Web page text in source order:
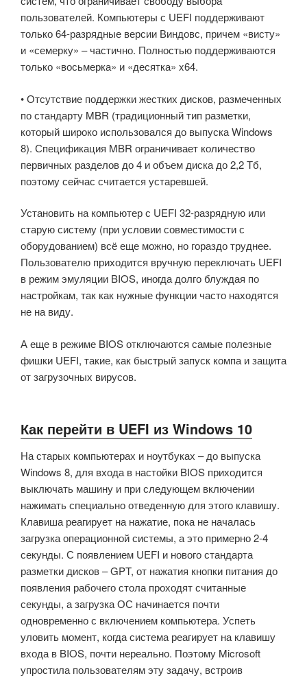
пользователей. Компьютеры с UEFI поддерживают
только 64-разрядные версии Виндовс, причем «висту»
и «семерку» – частично. Полностью поддерживаются
только «восьмерка» и «десятка» x64.
• Отсутствие поддержки жестких дисков, размеченных
по стандарту MBR (традиционный тип разметки,
который широко использовался до выпуска Windows
8). Спецификация MBR ограничивает количество
первичных разделов до 4 и объем диска до 2,2 Тб,
поэтому сейчас считается устаревшей.
Установить на компьютер с UEFI 32-разрядную или
старую систему (при условии совместимости с
оборудованием) всё еще можно, но гораздо труднее.
Пользователю приходится вручную переключать UEFI
в режим эмуляции BIOS, иногда долго блуждая по
настройкам, так как нужные функции часто находятся
не на виду.
А еще в режиме BIOS отключаются самые полезные
фишки UEFI, такие, как быстрый запуск компа и защита
от загрузочных вирусов.
Как перейти в UEFI из Windows 10
На старых компьютерах и ноутбуках – до выпуска
Windows 8, для входа в настойки BIOS приходится
выключать машину и при следующем включении
нажимать специально отведенную для этого клавишу.
Клавиша реагирует на нажатие, пока не началась
загрузка операционной системы, а это примерно 2-4
секунды. С появлением UEFI и нового стандарта
разметки дисков – GPT, от нажатия кнопки питания до
появления рабочего стола проходят считанные
секунды, а загрузка ОС начинается почти
одновременно с включением компьютера. Успеть
уловить момент, когда система реагирует на клавишу
входа в BIOS, почти нереально. Поэтому Microsoft
упростила пользователям эту задачу, встроив